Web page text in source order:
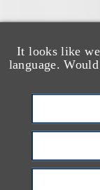
It looks like
language.
华盛顿特区
LinkedIn